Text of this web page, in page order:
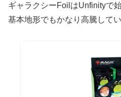
ギャラクシーFoilはUnfinityで
基本地形でもかなり高騰してい